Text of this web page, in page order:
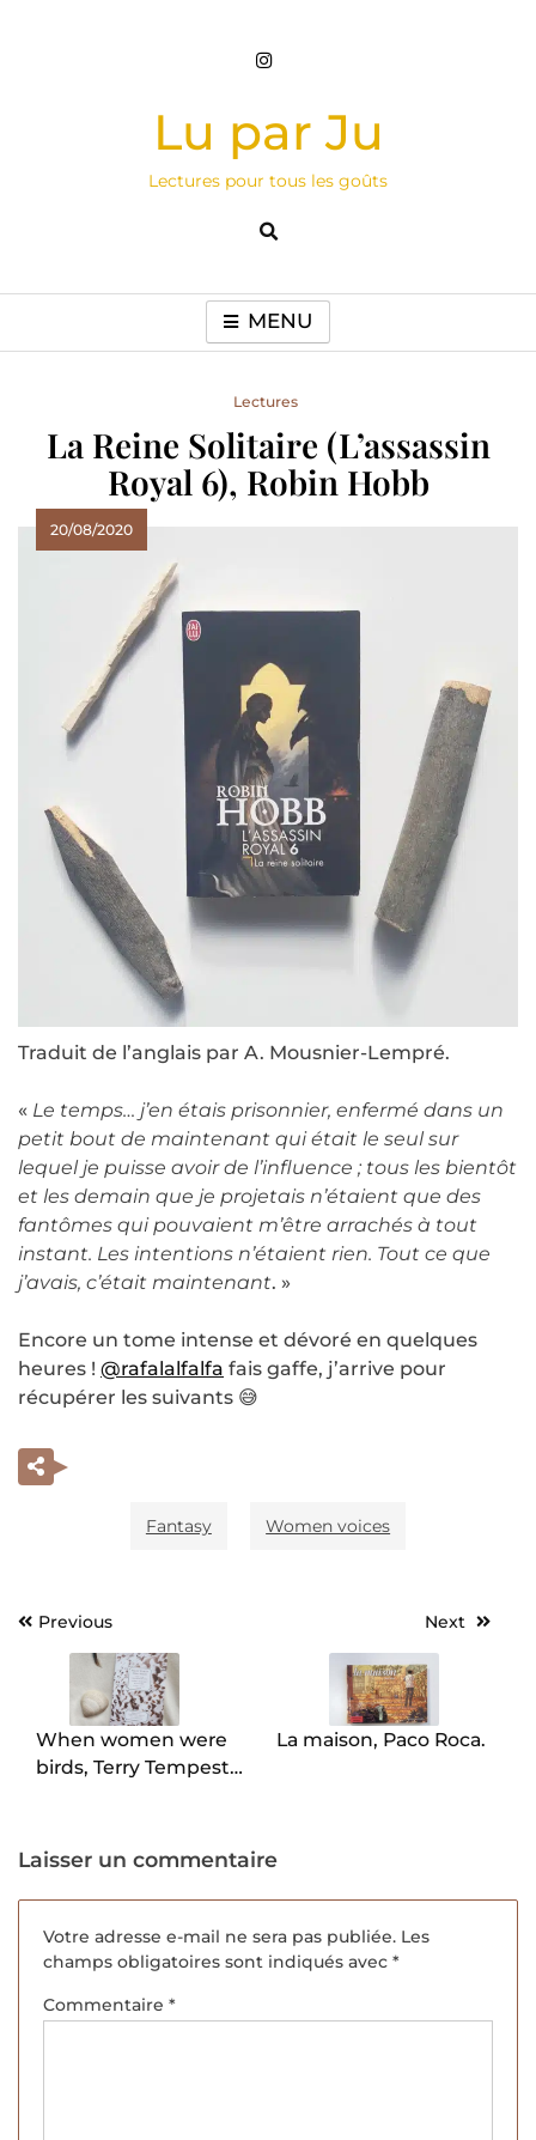
Lu par Ju
Lectures pour tous les goûts
MENU
Lectures
La Reine Solitaire (L’assassin
Royal 6), Robin Hobb
20/08/2020
Traduit de l’anglais par A. Mousnier-Lempré.
« Le temps… j’en étais prisonnier, enfermé dans un
petit bout de maintenant qui était le seul sur
lequel je puisse avoir de l’influence ; tous les bientôt
et les demain que je projetais n’étaient que des
fantômes qui pouvaient m’être arrachés à tout
instant. Les intentions n’étaient rien. Tout ce que
j’avais, c’était maintenant. »
Encore un tome intense et dévoré en quelques
heures ! @rafalalfalfa fais gaffe, j’arrive pour
récupérer les suivants 😅
Fantasy Women voices
Navigation
l’article
Previous
When women were
birds, Terry Tempest
Next
La maison, Paco Roca.
Laisser un commentaire
Votre adresse e-mail ne sera pas publiée. Les
champs obligatoires sont indiqués avec *
Commentaire *